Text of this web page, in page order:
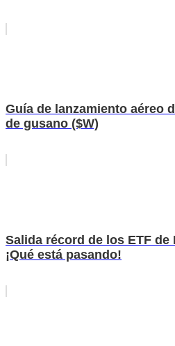
Guía de lanzamiento aéreo
de gusano ($W)
Salida récord de los ETF
¡Qué está pasando!